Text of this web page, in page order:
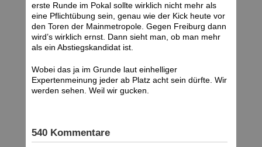
erste Runde im Pokal sollte wirklich nicht mehr als
eine Pflichtübung sein, genau wie der Kick heute vor
den Toren der Mainmetropole. Gegen Freiburg dann
wird’s wirklich ernst. Dann sieht man, ob man mehr
als ein Abstiegskandidat ist.
Wobei das ja im Grunde laut einhelliger
Expertenmeinung jeder ab Platz acht sein dürfte. Wir
werden sehen. Weil wir gucken.
540 Kommentare